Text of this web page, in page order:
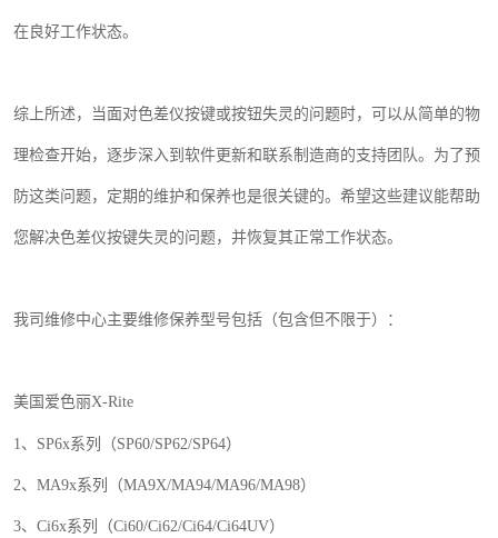
在 良好工作状态。
综上所述，当面对色差仪按键或按钮失灵的问题时，可以从简单的物
理检查开始，逐步深入到软件更新和联系制造商的支持团队。为了预
防这类问题，定期的维护和保养也是很关键的。希望这些建议能帮助
您解决色差仪按键失灵的问题，并恢复其正常工作状态。
我司维修中心主要维修保养型号包括（包含但不限于）：
美国爱色丽X-Rite
1、 SP6x系列（SP60/SP62/SP64）
2、 MA9x系列（MA9X/MA94/MA96/MA98）
3、 Ci6x系列（Ci60/Ci62/Ci64/Ci64UV）